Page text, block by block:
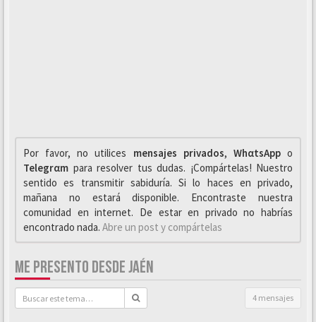
Por favor, no utilices mensajes privados, WhαtsAppo
Telegrαm para resolver tus dudas. ¡Compártelas! Nuestro
sentido es transmitir sabiduría. Si lo haces en privado,
mañana no estará disponible. Encontraste nuestra
comunidad en internet. De estar en privado no habrías
encontrado nada. Abre un post y compártelas
ME PRESENTO DESDE JAÉN
4 mensajes